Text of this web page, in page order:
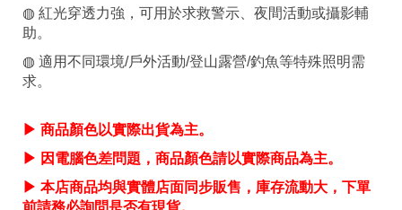
◍ 紅光穿透力強，可用於求救警示、夜間活動或攝影輔
助。
◍ 適用不同環境/戶外活動/登山露營/釣魚等特殊照明需
求。
▶ 商品顏色以實際出貨為主。
▶ 因電腦色差問題，商品顏色請以實際商品為主。
▶ 本店商品均與實體店面同步販售，庫存流動大，下單
前請務必詢問是否有現貨。